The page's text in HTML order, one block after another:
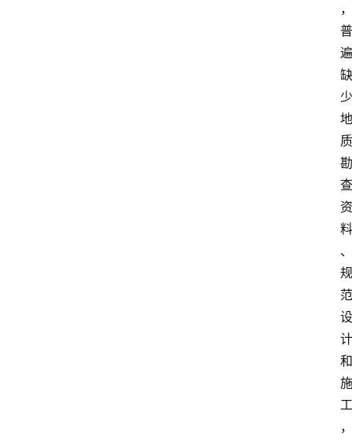
，
普
遍
缺
少
地
质
勘
查
资
料
、
规
范
设
计
和
施
工
，